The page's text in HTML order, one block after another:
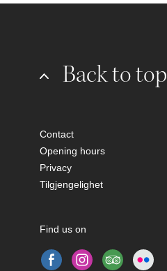
Back to top
Contact
Opening hours
Privacy
Tilgjengelighet
Find us on